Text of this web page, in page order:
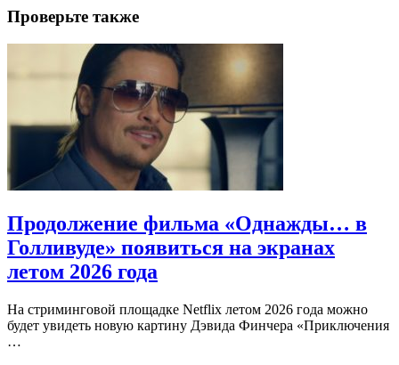
Проверьте также
Продолжение фильма «Однажды… в
Голливуде» появиться на экранах
летом 2026 года
На стриминговой площадке Netflix летом 2026 года можно
будет увидеть новую картину Дэвида Финчера «Приключения
…